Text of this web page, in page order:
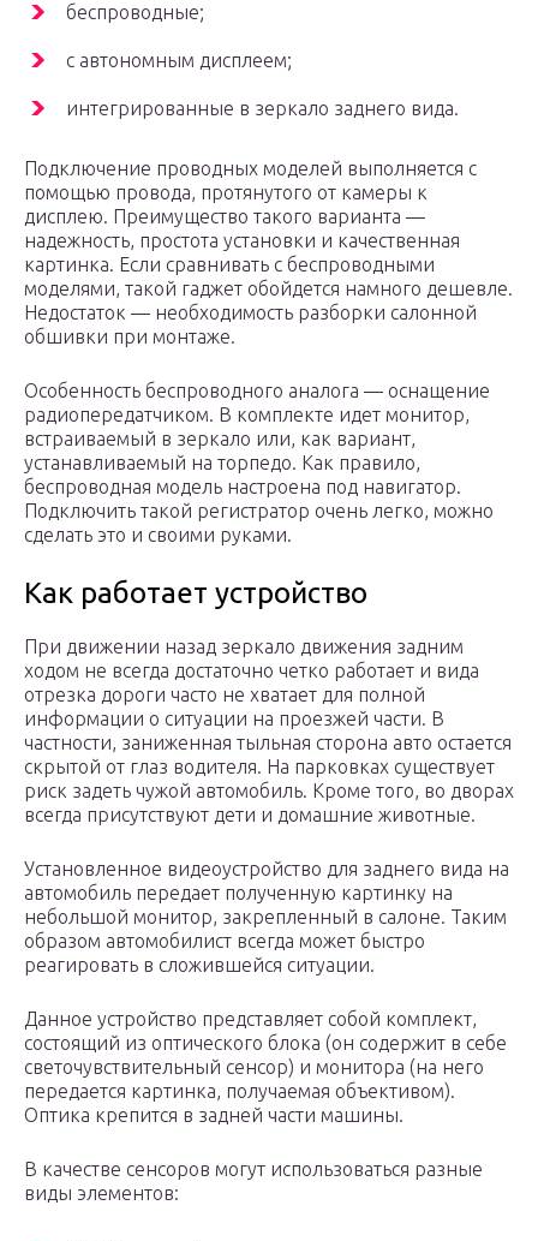
беспроводные;
с автономным дисплеем;
интегрированные в зеркало заднего вида.
Подключение проводных моделей выполняется с
помощью провода, протянутого от камеры к
дисплею. Преимущество такого варианта —
надежность, простота установки и качественная
картинка. Если сравнивать с беспроводными
моделями, такой гаджет обойдется намного дешевле.
Недостаток — необходимость разборки салонной
обшивки при монтаже.
Особенность беспроводного аналога — оснащение
радиопередатчиком. В комплекте идет монитор,
встраиваемый в зеркало или, как вариант,
устанавливаемый на торпедо. Как правило,
беспроводная модель настроена под навигатор.
Подключить такой регистратор очень легко, можно
сделать это и своими руками.
Как работает устройство
При движении назад зеркало движения задним
ходом не всегда достаточно четко работает и вида
отрезка дороги часто не хватает для полной
информации о ситуации на проезжей части. В
частности, заниженная тыльная сторона авто остается
скрытой от глаз водителя. На парковках существует
риск задеть чужой автомобиль. Кроме того, во дворах
всегда присутствуют дети и домашние животные.
Установленное видеоустройство для заднего вида на
автомобиль передает полученную картинку на
небольшой монитор, закрепленный в салоне. Таким
образом автомобилист всегда может быстро
реагировать в сложившейся ситуации.
Данное устройство представляет собой комплект,
состоящий из оптического блока (он содержит в себе
светочувствительный сенсор) и монитора (на него
передается картинка, получаемая объективом).
Оптика крепится в задней части машины.
В качестве сенсоров могут использоваться разные
виды элементов: